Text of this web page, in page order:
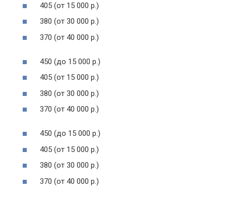
405 (от 15 000 р.)
380 (от 30 000 р.)
370 (от 40 000 р.)
450 (до 15 000 р.)
405 (от 15 000 р.)
380 (от 30 000 р.)
370 (от 40 000 р.)
450 (до 15 000 р.)
405 (от 15 000 р.)
380 (от 30 000 р.)
370 (от 40 000 р.)